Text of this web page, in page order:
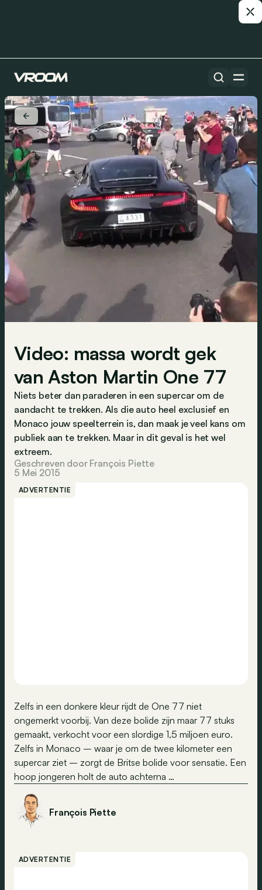
Video: massa wordt gek
van Aston Martin One 77
Niets beter dan paraderen in een supercar om de
aandacht te trekken. Als die auto heel exclusief en
Monaco jouw speelterrein is, dan maak je veel kans om
publiek aan te trekken. Maar in dit geval is het wel
extreem.
Geschreven door François Piette
5 Mei 2015
ADVERTENTIE
Zelfs in een donkere kleur rijdt de One 77 niet
ongemerkt voorbij. Van deze bolide zijn maar 77 stuks
gemaakt, verkocht voor een slordige 1,5 miljoen euro.
Zelfs in Monaco – waar je om de twee kilometer een
supercar ziet – zorgt de Britse bolide voor sensatie. Een
hoop jongeren holt de auto achterna …
François Piette
ADVERTENTIE